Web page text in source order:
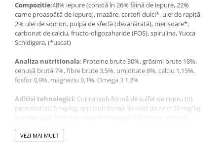
Compozitie:48% iepure (constă în 26% făină de iepure, 22%
carne proaspătă de iepure), mazăre, cartofi dulci*, ulei de rapiță,
2% ulei de somon, pulpă de sfeclă (dezahărată), merișoare*,
carbonat de calciu, fructo-oligozaharide (FOS), spirulina, Yucca
Schidigera, (*uscat)
Analiza nutritionala: Proteine ​​brute 30%, grăsimi brute 18%,
cenușă brută 7%, fibre brute 3,5%, umiditate 8%, calciu 1,15%,
fosfor 0,9%, magneziu 0,1%, Omega 3 1,2%
Aditivi tehnologici: Cupru (sub formă de sulfat de cupru (II),
pentahidrat) 5 mg/kg, zinc (sub formă de oxid de zinc) 50 mg/kg,
formă de iodat de calciu, anhidru) 1 mg/kg , vitamina A 20.000 UI,
vitamina D 1.400 UI, vitamina E (acetat de tot-rac-alfa-tocoferil)
VEZI MAI MULT